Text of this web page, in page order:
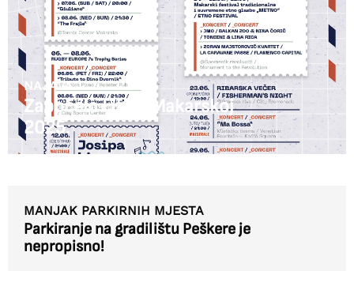
NAJAVA
Započelo Lito u Makarskoj
2025.
MANJAK PARKIRNIH MJESTA
Parkiranje na gradilištu Peškere je
nepropisno!